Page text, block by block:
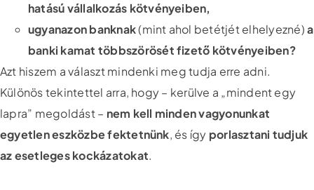
hatású vállalkozás kötvényeiben,
ugyanazon banknak(mint ahol betétjét elhelyezné)a
banki kamat többszörösét fizető kötvényeiben?
Azt hiszem a választ mindenki meg tudja erre adni.
Különös tekintettel arra, hogy – kerülve a „mindent egy
lapra” megoldást – nem kell minden vagyonunkat
egyetlen eszközbe fektetnünk, és így porlasztani tudjuk
az esetleges kockázatokat.